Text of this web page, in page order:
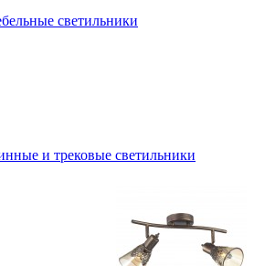
светильники
и трековые светильники